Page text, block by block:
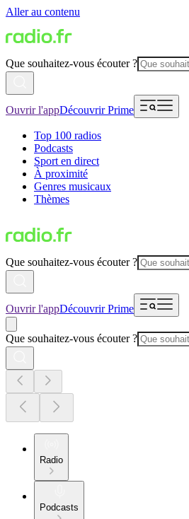
Aller au contenu
Que souhaitez-vous écouter ?
Ouvrir l'appDécouvrir Prime
Top 100 radios
Podcasts
Sport en direct
À proximité
Genres musicaux
Thèmes
Que souhaitez-vous écouter ?
Ouvrir l'appDécouvrir Prime
Que souhaitez-vous écouter ?
Radio
Podcasts